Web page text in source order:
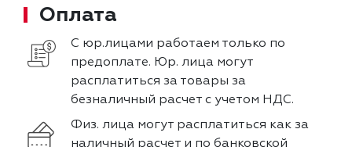
Оплата
С юр.лицами работаем только по
предоплате. Юр. лица могут
расплатиться за товары за
безналичный расчет с учетом НДС.
Физ. лица могут расплатиться как за
наличный расчет и по банковской